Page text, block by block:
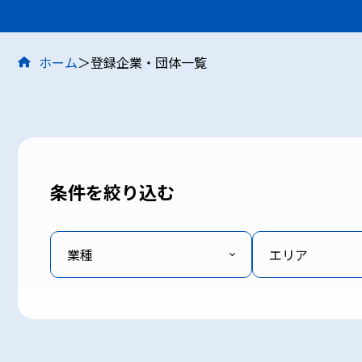
ホーム 登録企業・団体一覧
条件を絞り込む
業種 エリア